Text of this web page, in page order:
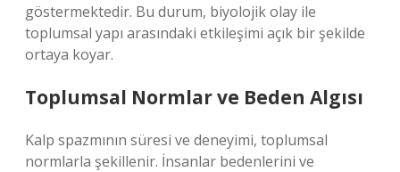
göstermektedir. Bu durum, biyolojik olay ile
toplumsal yapı arasındaki etkileşimi açık bir şekilde
ortaya koyar.
Toplumsal Normlar ve Beden Algısı
Kalp spazmının süresi ve deneyimi, toplumsal
normlarla şekillenir. İnsanlar bedenlerini ve